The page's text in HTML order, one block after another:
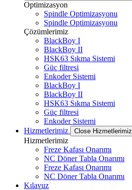
Optimizasyon
Spindle Optimizasyonu
Spindle Optimizasyonu
Çözümlerimiz
BlackBoy I
BlackBoy II
HSK63 Sıkma Sistemi
Güç filtresi
Enkoder Sistemi
BlackBoy I
BlackBoy II
HSK63 Sıkma Sistemi
Güç filtresi
Enkoder Sistemi
Hizmetlerimiz
Close Hizmetlerimiz
Hizmetlerimiz
Freze Kafası Onarımı
NC Döner Tabla Onarımı
Freze Kafası Onarımı
NC Döner Tabla Onarımı
Kılavuz